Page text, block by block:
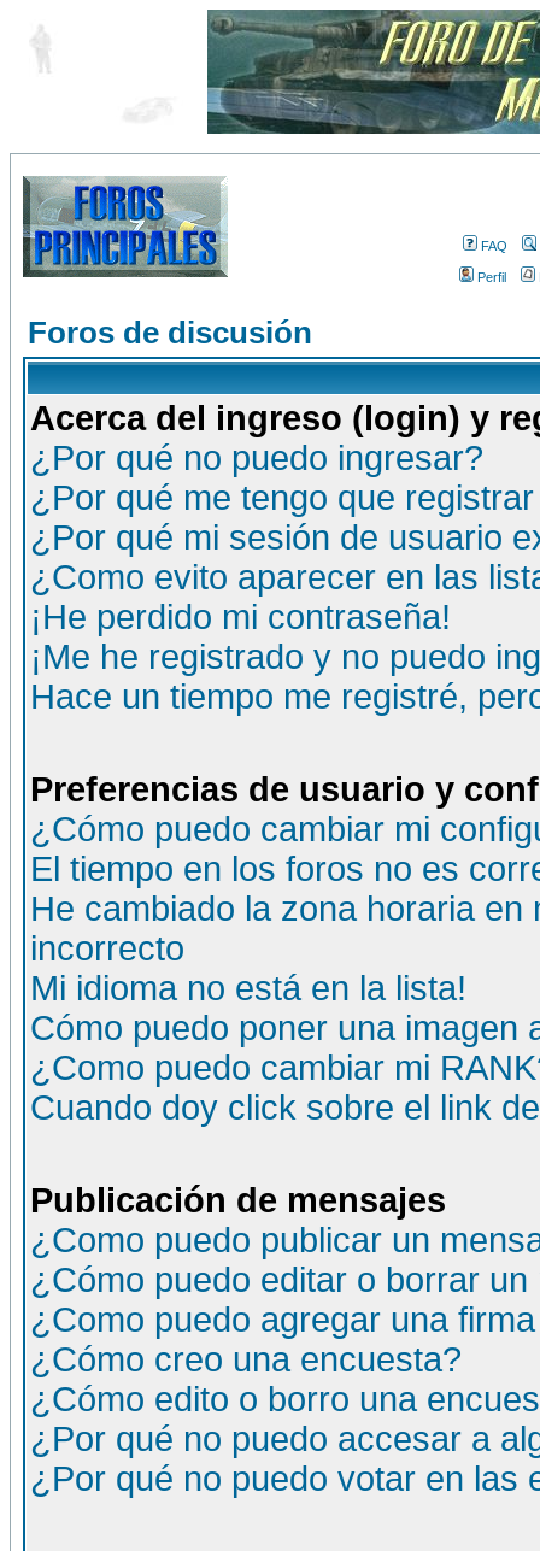
FAQ
Perfil
Foros de discusión
Acerca del ingreso (login) y
¿Por qué no puedo ingresar?
¿Por qué me tengo que
¿Por qué mi sesión de usuario
¿Como evito aparecer en las
¡He perdido mi contraseña!
¡Me he registrado y no puedo
Hace un tiempo me registré,
Preferencias de usuario y
¿Cómo puedo cambiar mi
El tiempo en los foros no es
He cambiado la zona horaria
incorrecto
Mi idioma no está en la lista!
Cómo puedo poner una imagen
¿Como puedo cambiar mi
Cuando doy click sobre el link
Publicación de mensajes
¿Como puedo publicar un
¿Cómo puedo editar o borrar un
¿Como puedo agregar una
¿Cómo creo una encuesta?
¿Cómo edito o borro una
¿Por qué no puedo accesar a
¿Por qué no puedo votar en las